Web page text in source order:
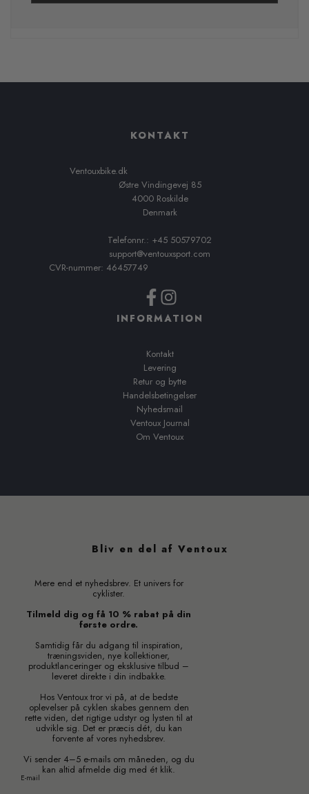
KONTAKT
Ventouxbike.dk
Østre Vindingevej 85
4000 Roskilde
Denmark
Telefonnr.: +45 50579702
support@ventouxsport.com
CVR-nummer: 46457749
INFORMATION
Kontakt
Levering
Retur og bytte
Handelsbetingelser
Nyhedsmail
Ventoux Journal
Om Ventoux
Bliv en del af Ventoux
Mere end et nyhedsbrev. Et univers for
cyklister.
Tilmeld dig og få 10 % rabat på din
første ordre.
Samtidig får du adgang til inspiration,
træningsviden, nye kollektioner,
produktlanceringer og eksklusive tilbud –
leveret direkte i din indbakke.
Hos Ventoux tror vi på, at de bedste
oplevelser på cyklen skabes gennem den
rette viden, det rigtige udstyr og lysten til at
udvikle sig. Det er præcis dét, du kan
forvente af vores nyhedsbrev.
Vi sender 4–5 e-mails om måneden, og du
kan altid afmelde dig med ét klik.
E-mail